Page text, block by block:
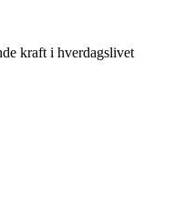
kraft i hverdagslivet